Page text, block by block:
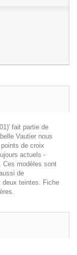
fait partie de
Vautier nous
de croix
actuels -
Ces modèles sont
de
deux teintes. Fiche